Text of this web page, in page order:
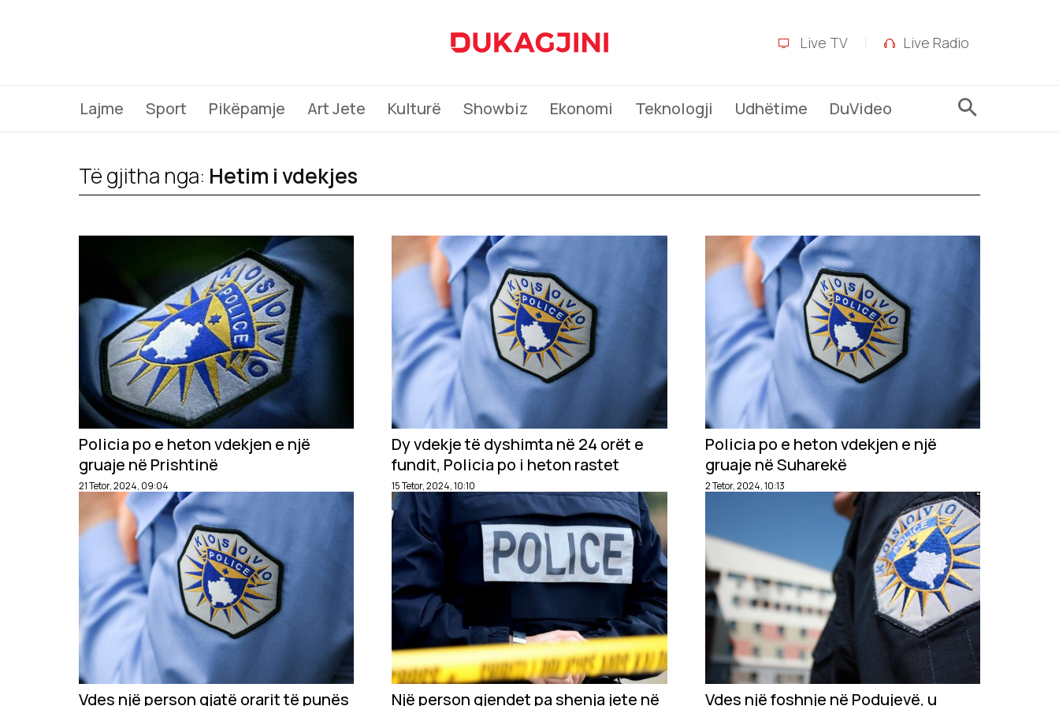
Live TV Live Radio
Lajme Sport Pikëpamje Art Jete Kulturë Showbiz Ekonomi Teknologji Udhëtime DuVideo
Të gjitha nga: Hetim i vdekjes
Policia po e heton vdekjen e një
gruaje në Prishtinë
21 Tetor, 2024, 09:04
Dy vdekje të dyshimta në 24 orët e
fundit, Policia po i heton rastet
15 Tetor, 2024, 10:10
Policia po e heton vdekjen e një
gruaje në Suharekë
2 Tetor, 2024, 10:13
Vdes një person gjatë orarit të punës Një person gjendet pa shenja jete në Vdes një foshnje në Podujevë, u